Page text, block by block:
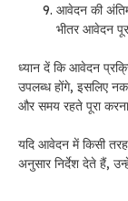
आवेदन की
भीतर आवेदन
ध्यान दें कि आवेदन
उपलब्ध होंगे, इसलिए
और समय रहते पूरा
यदि आवेदन में किसी
अनुसार निर्देश देते हैं,